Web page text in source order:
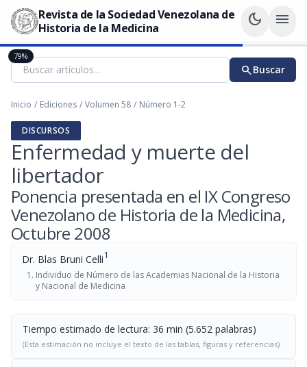
Revista de la Sociedad Venezolana de
Historia de la Medicina
dark_mode menu
searchBuscar
Inicio / Ediciones / Volumen 58 / Número 1-2
DISCURSOS
Enfermedad y muerte del
libertador
Ponencia presentada en el IX Congreso
Venezolano de Historia de la Medicina,
Octubre 2008
Dr. Blas Bruni Celli1
Individuo de Número de las Academias Nacional de la Historia
y Nacional de Medicina
Tiempo estimado de lectura: 36 min (5.652 palabras)
(Esta estimación no incluye el texto de las tablas, figuras y referencias)
79%